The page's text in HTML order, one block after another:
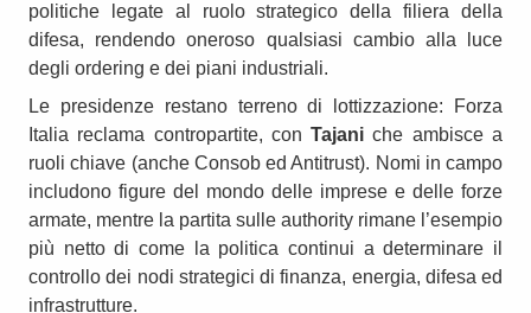
politiche legate al ruolo strategico della filiera della
difesa, rendendo oneroso qualsiasi cambio alla luce
degli ordering e dei piani industriali.
Le presidenze restano terreno di lottizzazione: Forza
Italia reclama contropartite, con Tajaniche ambisce a
ruoli chiave (anche Consob ed Antitrust). Nomi in campo
includono figure del mondo delle imprese e delle forze
armate, mentre la partita sulle authority rimane l’esempio
più netto di come la politica continui a determinare il
controllo dei nodi strategici di finanza, energia, difesa ed
infrastrutture.